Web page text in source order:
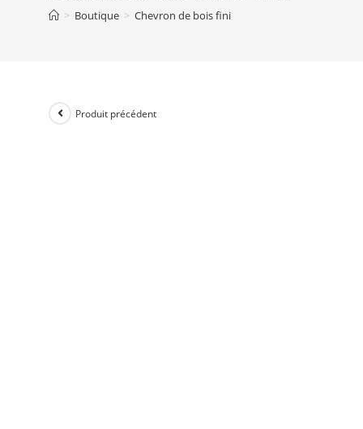
> Boutique > Chevron de bois fini
Produit précédent